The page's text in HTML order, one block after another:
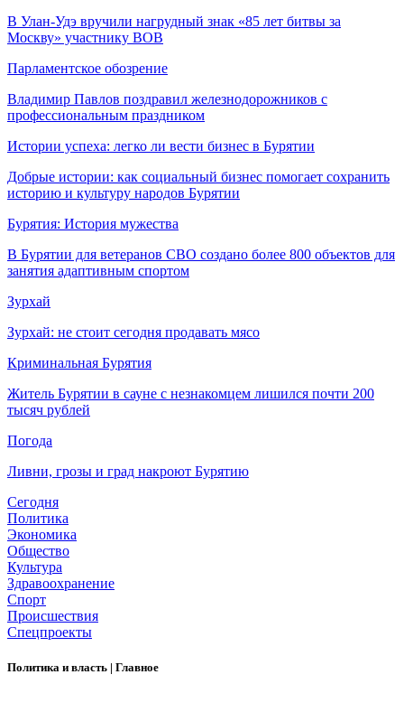
В Улан-Удэ вручили нагрудный знак «85 лет битвы за
Москву» участнику ВОВ
Парламентское обозрение
Владимир Павлов поздравил железнодорожников с
профессиональным праздником
Истории успеха: легко ли вести бизнес в Бурятии
Добрые истории: как социальный бизнес помогает сохранить
историю и культуру народов Бурятии
Бурятия: История мужества
В Бурятии для ветеранов СВО создано более 800 объектов для
занятия адаптивным спортом
Зурхай
Зурхай: не стоит сегодня продавать мясо
Криминальная Бурятия
Житель Бурятии в сауне с незнакомцем лишился почти 200
тысяч рублей
Погода
Ливни, грозы и град накроют Бурятию
Сегодня
Политика
Экономика
Общество
Культура
Здравоохранение
Спорт
Происшествия
Спецпроекты
Политика и власть | Главное